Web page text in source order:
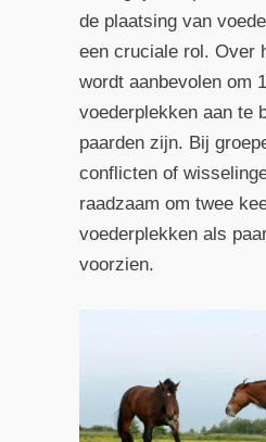
de plaatsing van
een cruciale rol. Over
wordt aanbevolen om
voederplekken aan te
paarden zijn. Bij
conflicten of
raadzaam om twee
voederplekken als
voorzien.